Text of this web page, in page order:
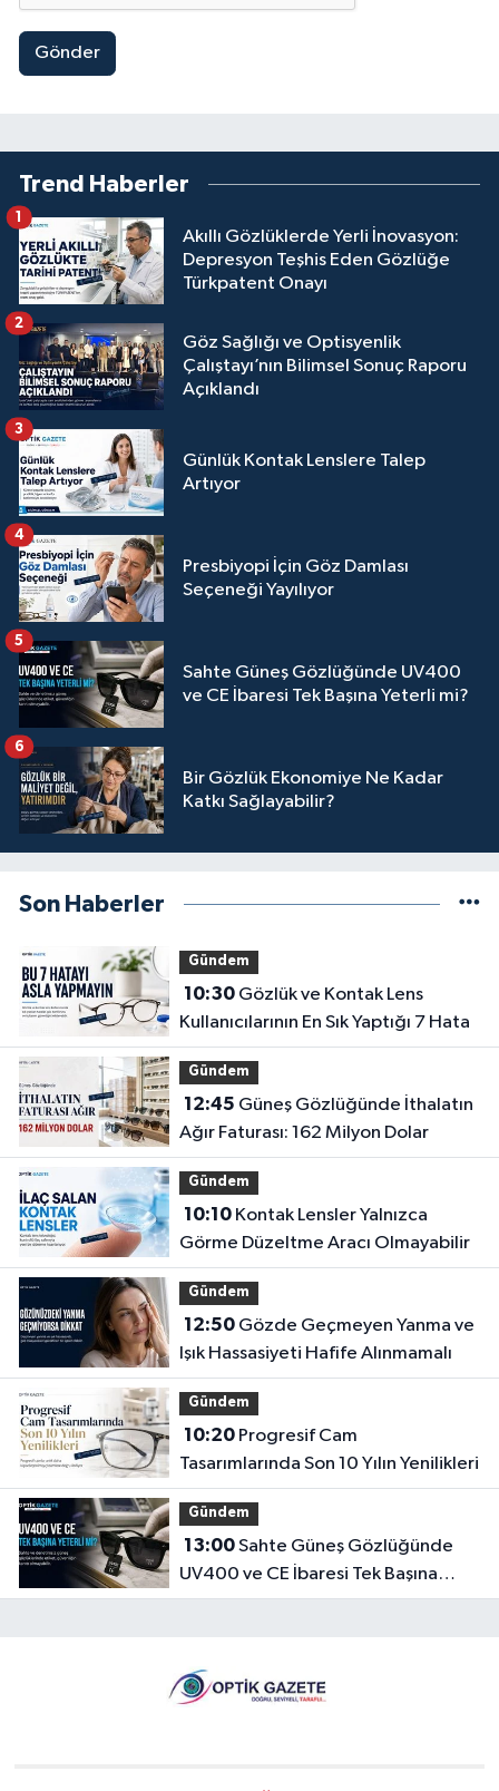
Gönder
Trend Haberler
Akıllı Gözlüklerde Yerli İnovasyon:
Depresyon Teşhis Eden Gözlüğe
Türkpatent Onayı
1
Göz Sağlığı ve Optisyenlik
Çalıştayı’nın Bilimsel Sonuç Raporu
Açıklandı
2
Günlük Kontak Lenslere Talep
Artıyor
3
Presbiyopi İçin Göz Damlası
Seçeneği Yayılıyor
4
Sahte Güneş Gözlüğünde UV400
ve CE İbaresi Tek Başına Yeterli mi?
5
Bir Gözlük Ekonomiye Ne Kadar
Katkı Sağlayabilir?
6
Son Haberler
Gündem
10:30Gözlük ve Kontak Lens
Kullanıcılarının En Sık Yaptığı 7 Hata
Gündem
12:45
Ağır Faturası: 162 Milyon Dolar
Gündem
10:10Kontak Lensler Yalnızca
Görme Düzeltme Aracı Olmayabilir
Gündem
12:50Gözde Geçmeyen Yanma ve
Işık Hassasiyeti Hafife Alınmamalı
Gündem
10:20Progresif Cam
Tasarımlarında Son 10 Yılın Yenilikleri
Gündem
13:00Sahte Güneş Gözlüğünde
UV400 ve CE İbaresi Tek Başına
Yeterli mi?